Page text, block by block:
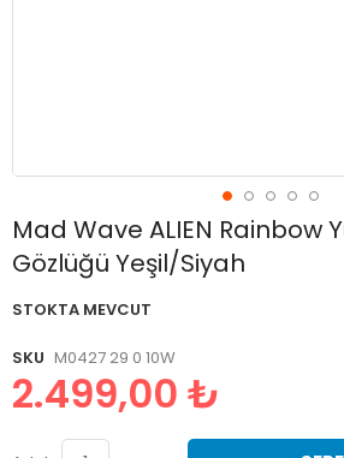
Mad Wave ALIEN Rainbow
Gözlüğü Yeşil/Siyah
STOKTA MEVCUT
SKU M0427 29 0 10W
2.499,00 ₺
Resim
başlangıcına